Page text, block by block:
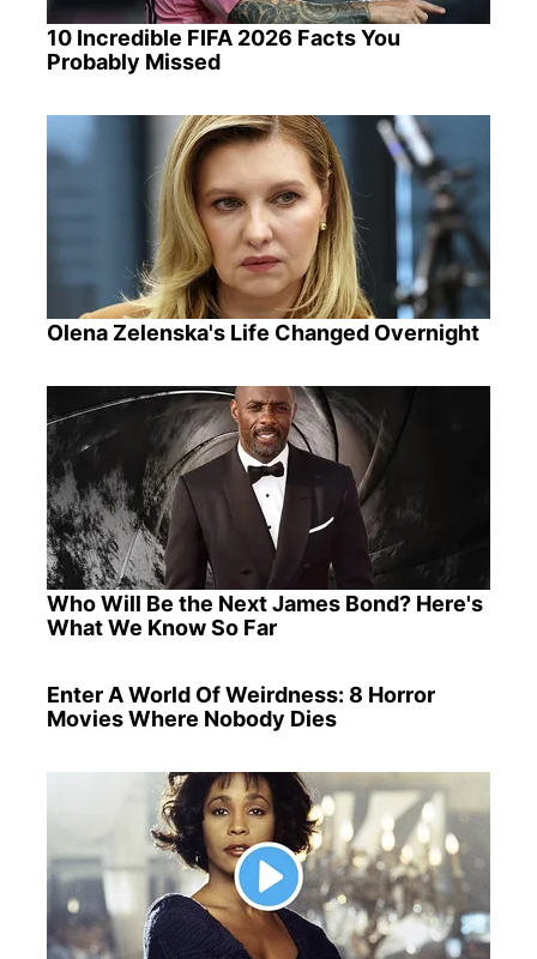
10 Incredible FIFA 2026 Facts You
Probably Missed
Olena Zelenska's Life Changed Overnight
Who Will Be the Next James Bond? Here's
What We Know So Far
Enter A World Of Weirdness: 8 Horror
Movies Where Nobody Dies